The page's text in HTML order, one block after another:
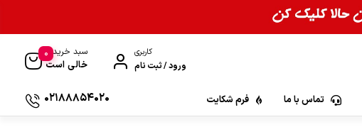
کاربری
ورود / ثبت نام
سبد خرید
خالی است
0
تماس با ما فرم شکایت 02188854020